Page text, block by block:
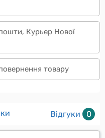
Курьер Нової
товару
Відгуки 0